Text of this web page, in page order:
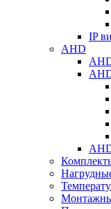
IP
AHD